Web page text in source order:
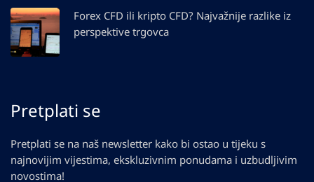
Forex CFD ili kripto CFD? Najvažnije razlike iz
perspektive trgovca
Pretplati se
Pretplati se na naš newsletter kako bi ostao u tijeku s
najnovijim vijestima, ekskluzivnim ponudama i uzbudljivim
novostima!